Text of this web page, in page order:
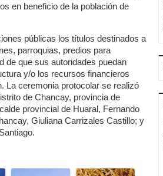
en beneficio de la población de
públicas los títulos destinados a
parroquias, predios para
de que sus autoridades puedan
y/o los recursos financieros
La ceremonia protocolar se realizó
de Chancay, provincia de
provincial de Huaral, Fernando
Giuliana Carrizales Castillo; y